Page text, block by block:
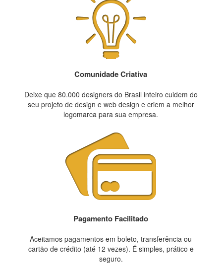
Comunidade Criativa
Deixe que 80.000 designers do Brasil inteiro cuidem do
seu projeto de design e web design e criem a melhor
logomarca para sua empresa.
Pagamento Facilitado
Aceitamos pagamentos em boleto, transferência ou
cartão de crédito (até 12 vezes). É simples, prático e
seguro.